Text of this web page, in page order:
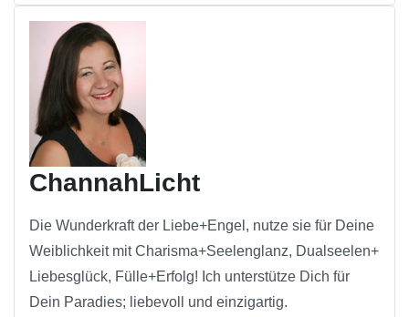
ChannahLicht
Die Wunderkraft der Liebe+Engel, nutze sie für Deine
Weiblichkeit mit Charisma+Seelenglanz, Dualseelen+
Liebesglück, Fülle+Erfolg! Ich unterstütze Dich für
Dein Paradies; liebevoll und einzigartig.